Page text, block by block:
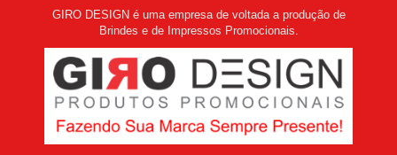
GIRO DESIGN é uma empresa de voltada a produção de
Brindes e de Impressos Promocionais.